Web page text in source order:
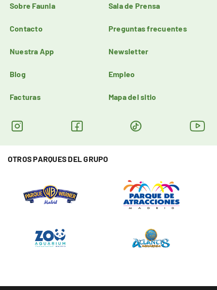
Sobre Faunia Sala de Prensa
Contacto Preguntas frecuentes
Nuestra App Newsletter
Blog Empleo
Facturas Mapa del sitio
OTROS PARQUES DEL GRUPO